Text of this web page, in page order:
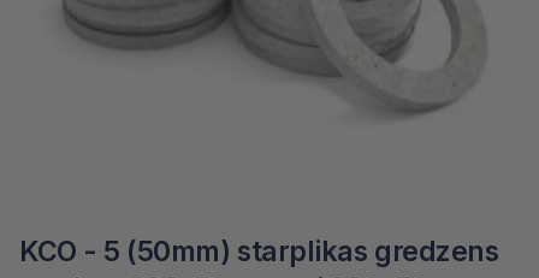
KCO - 5 (50mm) starplikas gredzens